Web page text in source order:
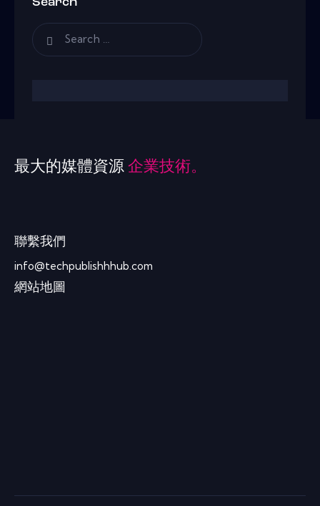
最大的媒體資源 企業技術。
聯繫我們
info@techpublishhhub.com
網站地圖